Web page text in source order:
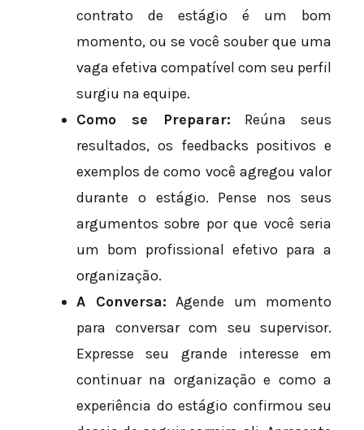
contrato de estágio é um bom
momento, ou se você souber que uma
vaga efetiva compatível com seu perfil
surgiu na equipe.
Como se Preparar: Reúna seus
resultados, os feedbacks positivos e
exemplos de como você agregou valor
durante o estágio. Pense nos seus
argumentos sobre por que você seria
um bom profissional efetivo para a
organização.
A Conversa: Agende um momento
para conversar com seu supervisor.
Expresse seu grande interesse em
continuar na organização e como a
experiência do estágio confirmou seu